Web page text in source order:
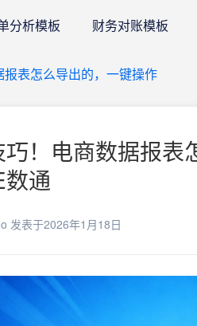
分析模板 财务对账模板
表怎么导出的，一键操作
！电商数据报表
通
发表于2026年1月18日